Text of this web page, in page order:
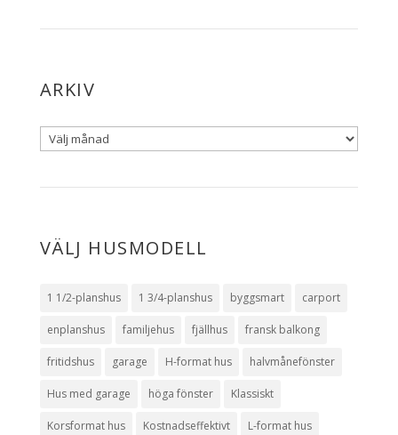
ARKIV
VÄLJ HUSMODELL
1 1/2-planshus 1 3/4-planshus byggsmart carport
enplanshus familjehus fjällhus fransk balkong
fritidshus garage H-format hus halvmånefönster
Hus med garage höga fönster Klassiskt
Korsformat hus Kostnadseffektivt L-format hus